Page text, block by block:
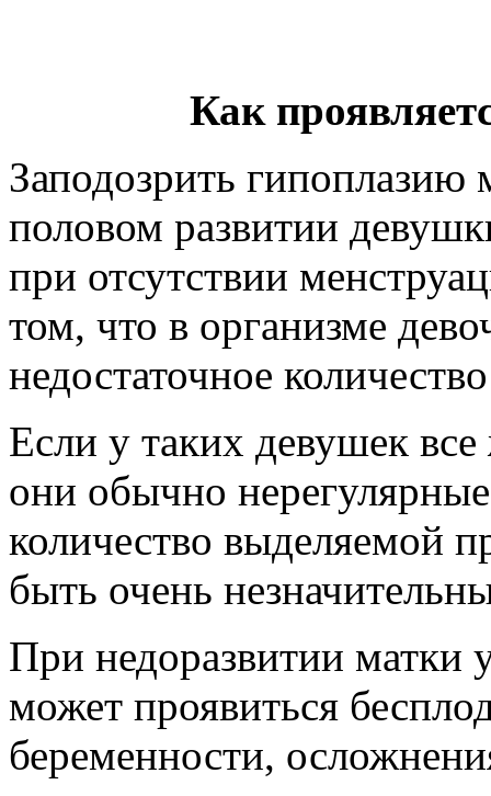
Как
Заподозрить
половом развитии
при отсутствии
том, что в организме
недостаточное
Если у таких девушек
они обычно
количество выделяемой
быть очень
При недоразвитии
может проявиться
беременности,